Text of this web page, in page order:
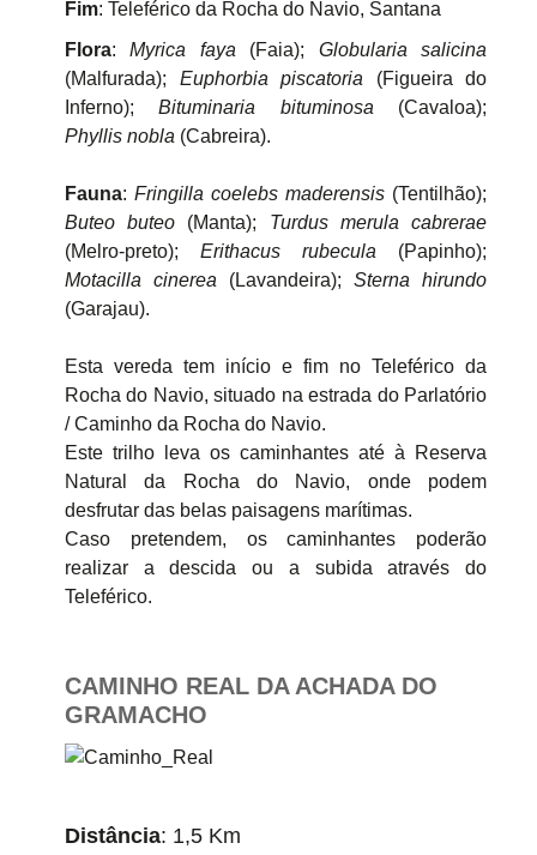
Fim: Teleférico da Rocha do Navio, Santana
Flora:Myrica faya (Faia); Globularia salicina
(Malfurada); Euphorbia piscatoria (Figueira do
Inferno);Bituminaria bituminosa (Cavaloa);
Phyllis nobla (Cabreira).
Fauna: Fringilla coelebs maderensis (Tentilhão);
Buteo buteo (Manta); Turdus merula cabrerae
(Melro-preto); Erithacus rubecula (Papinho);
Motacilla cinerea (Lavandeira); Sterna hirundo
(Garajau).
Esta vereda tem início e fim no Teleférico da
Rocha do Navio, situado na estrada do Parlatório
/ Caminho da Rocha do Navio.
Este trilho leva os caminhantes até à Reserva
Natural da Rocha do Navio, onde podem
desfrutar das belas paisagens marítimas.
Caso pretendem, os caminhantes poderão
realizar a descida ou a subida através do
Teleférico.
CAMINHO REAL DA ACHADA DO
GRAMACHO
Distância: 1,5 Km